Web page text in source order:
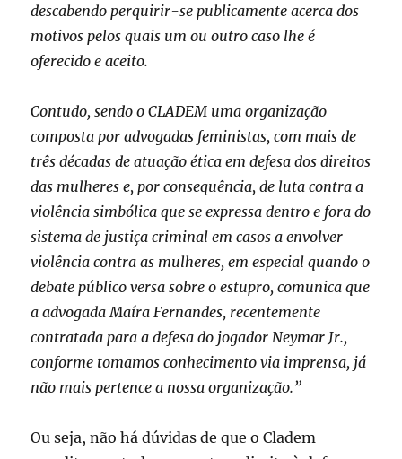
descabendo perquirir-se publicamente acerca dos
motivos pelos quais um ou outro caso lhe é
oferecido e aceito.
Contudo, sendo o CLADEM uma organização
composta por advogadas feministas, com mais de
três décadas de atuação ética em defesa dos direitos
das mulheres e, por consequência, de luta contra a
violência simbólica que se expressa dentro e fora do
sistema de justiça criminal em casos a envolver
violência contra as mulheres, em especial quando o
debate público versa sobre o estupro, comunica que
a advogada Maíra Fernandes, recentemente
contratada para a defesa do jogador Neymar Jr.,
conforme tomamos conhecimento via imprensa, já
não mais pertence a nossa organização.”
Ou seja, não há dúvidas de que o Cladem